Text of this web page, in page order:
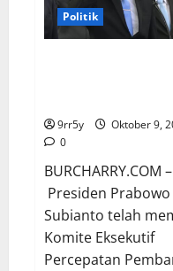
Dorong
Politik
9rr5y
Oktober 9,
0
BURCHARRY.COM –
Presiden Prabowo
Subianto telah
Komite Eksekutif
Percepatan